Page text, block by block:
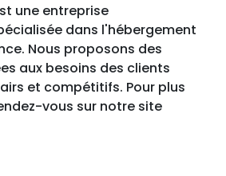
une entreprise
dans l'hébergement
Nous proposons des
aux besoins des clients
et compétitifs. Pour plus
vous sur notre site